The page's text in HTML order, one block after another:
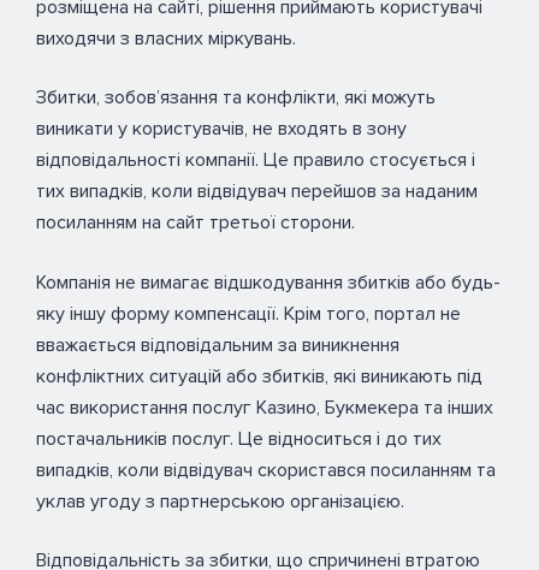
розміщена на сайті, рішення приймають користувачі
виходячи з власних міркувань.
Збитки, зобов’язання та конфлікти, які можуть
виникати у користувачів, не входять в зону
відповідальності компанії. Це правило стосується і
тих випадків, коли відвідувач перейшов за наданим
посиланням на сайт третьої сторони.
Компанія не вимагає відшкодування збитків або будь-
яку іншу форму компенсації. Крім того, портал не
вважається відповідальним за виникнення
конфліктних ситуацій або збитків, які виникають під
час використання послуг Казино, Букмекера та інших
постачальників послуг. Це відноситься і до тих
випадків, коли відвідувач скористався посиланням та
уклав угоду з партнерською організацією.
Відповідальність за збитки, що спричинені втратою